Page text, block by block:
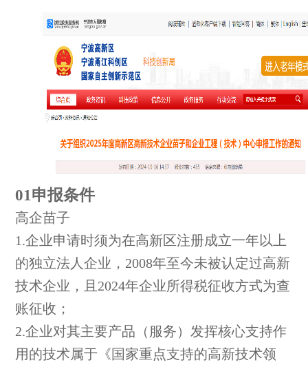
01申报条件
高企苗子
1.企业申请时须为在高新区注册成立一年以上
的独立法人企业，2008年至今未被认定过高新
技术企业，且2024年企业所得税征收方式为查
账征收；
2.企业对其主要产品（服务）发挥核心支持作
用的技术属于《国家重点支持的高新技术领